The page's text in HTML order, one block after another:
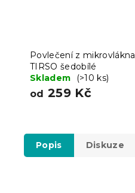
Povlečení z mikrovlákna
TIRSO šedobílé
Skladem
(>10 ks)
od 259 Kč
Popis Diskuze